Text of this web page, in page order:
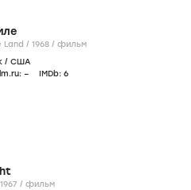
Shadow on the Land / 1968 / фильм
/ США
– IMDb: 6
1967 / фильм